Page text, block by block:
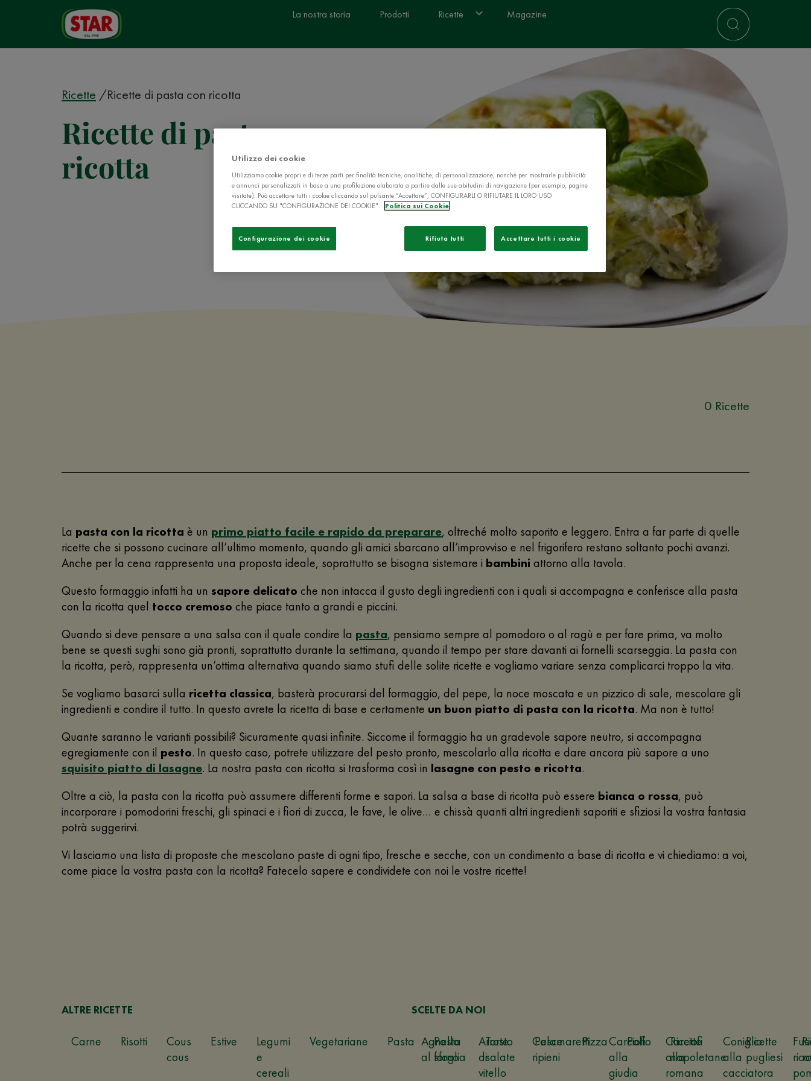
La nostra storia Prodotti Ricette Magazine
Ricette Ricette di pasta con ricotta
Ricette di pasta con
ricotta
0 Ricette
La pasta con la ricotta è un primo piatto facile e rapido da preparare, oltreché molto saporito e leggero. Entra a far parte di quelle
ricette che si possono cucinare all’ultimo momento, quando gli amici sbarcano all’improvviso e nel frigorifero restano soltanto pochi avanzi.
Anche per la cena rappresenta una proposta ideale, soprattutto se bisogna sistemare i bambini attorno alla tavola.
Questo formaggio infatti ha un sapore delicato che non intacca il gusto degli ingredienti con i quali si accompagna e conferisce alla pasta
con la ricotta quel tocco cremoso che piace tanto a grandi e piccini.
Quando si deve pensare a una salsa con il quale condire la pasta, pensiamo sempre al pomodoro o al ragù e per fare prima, va molto
bene se questi sughi sono già pronti, soprattutto durante la settimana, quando il tempo per stare davanti ai fornelli scarseggia. La pasta con
la ricotta, però, rappresenta un’ottima alternativa quando siamo stufi delle solite ricette e vogliamo variare senza complicarci troppo la vita.
Se vogliamo basarci sulla ricetta classica, basterà procurarsi del formaggio, del pepe, la noce moscata e un pizzico di sale, mescolare gli
ingredienti e condire il tutto. In questo avrete la ricetta di base e certamente un buon piatto di pasta con la ricotta. Ma non è tutto!
Quante saranno le varianti possibili? Sicuramente quasi infinite. Siccome il formaggio ha un gradevole sapore neutro, si accompagna
egregiamente con il pesto. In questo caso, potrete utilizzare del pesto pronto, mescolarlo alla ricotta e dare ancora più sapore a uno
squisito piatto di lasagne. La nostra pasta con ricotta si trasforma così in lasagne con pesto e ricotta.
Oltre a ciò, la pasta con la ricotta può assumere differenti forme e sapori. La salsa a base di ricotta può essere bianca o rossa, può
incorporare i pomodorini freschi, gli spinaci e i fiori di zucca, le fave, le olive… e chissà quanti altri ingredienti saporiti e sfiziosi la vostra fantasia
potrà suggerirvi.
Vi lasciamo una lista di proposte che mescolano paste di ogni tipo, fresche e secche, con un condimento a base di ricotta e vi chiediamo: a voi,
come piace la vostra pasta con la ricotta? Fatecelo sapere e condividete con noi le vostre ricette!
ALTRE RICETTE
Carne Risotti
Cous
cous
Estive
Legumi
e
cereali
Vegetariane Pasta
Pasta
sfoglia
Torte
salate
Pesce Pizza Pollo
Ricette
napoletane
Ricette
pugliesi
SCELTE DA NOI
Agnello
al forno
Arrosto
di
vitello
Calamaretti
ripieni
Carciofi
alla
giudia
Carciofi
alla
romana
Coniglio
alla
cacciatora
Utilizzo dei cookie
Utilizziamo cookie propri e di terze parti per finalità tecniche, analitiche, di personalizzazione, nonché per mostrarle pubblicità
e annunci personalizzati in base a una profilazione elaborata a partire dalle sue abitudini di navigazione (per esempio, pagine
visitate). Può accettare tutti i cookie cliccando sul pulsante “Accettare”, CONFIGURARLI O RIFIUTARE IL LORO USO
CLICCANDO SU "CONFIGURAZIONE DEI COOKIE".
Politica sui Cookie
Rifiuta tutti Accettare tutti i cookie
Configurazione dei cookie